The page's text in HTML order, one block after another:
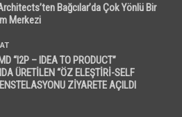
Bağcılar’da Çok Yönlü Bir
Merkezi
“I2P – IDEA TO PRODUCT”
ÜRETİLEN “ÖZ ELEŞTİRİ-SELF
ZİYARETE AÇILDI